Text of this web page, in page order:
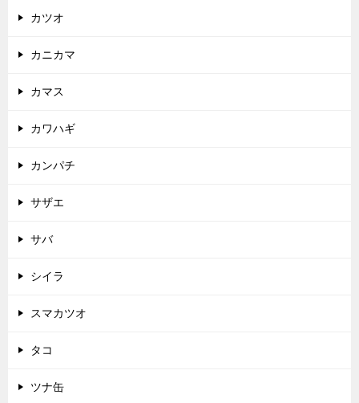
カツオ
カニカマ
カマス
カワハギ
カンパチ
サザエ
サバ
シイラ
スマカツオ
タコ
ツナ缶